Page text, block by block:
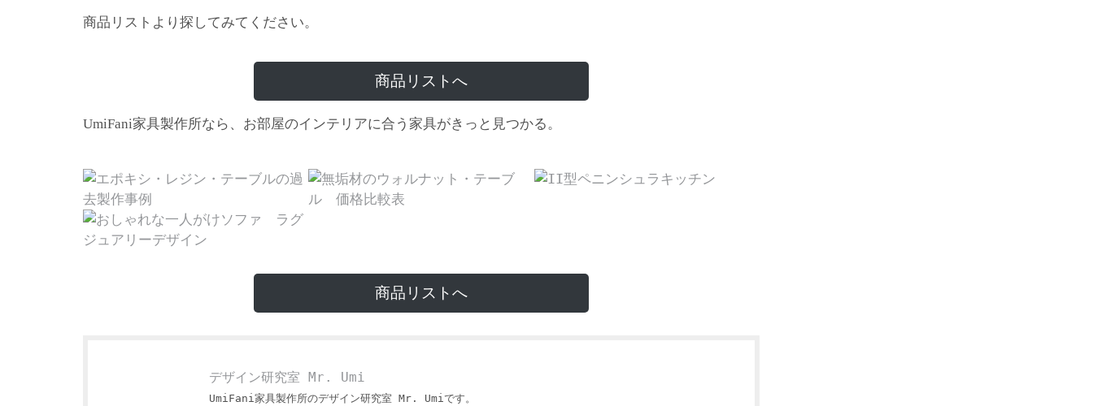
商品リストより探してみてください。
商品リストへ
UmiFani家具製作所なら、お部屋のインテリアに合う家具がきっと見つかる。
商品リストへ
デザイン研究室 Mr. Umi
UmiFani家具製作所のデザイン研究室 Mr. Umiです。